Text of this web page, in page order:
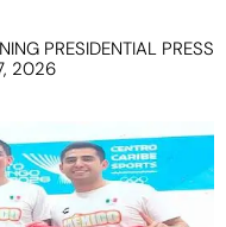
PRESIDENTIAL PRESS
2026